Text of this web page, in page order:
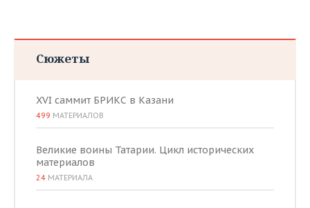
Сюжеты
XVI саммит БРИКС в Казани
499 МАТЕРИАЛОВ
Великие воины Татарии. Цикл исторических
материалов
24 МАТЕРИАЛА